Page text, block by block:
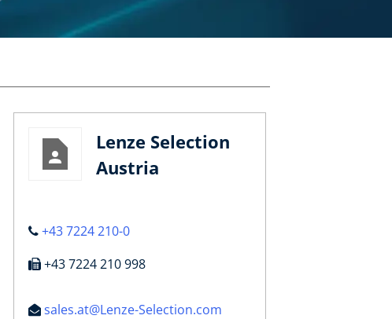
Lenze Selection
Austria
+43 7224 210-0
+43 7224 210 998
sales.at@Lenze-Selection.com